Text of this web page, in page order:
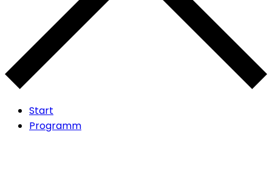
Start
Programm